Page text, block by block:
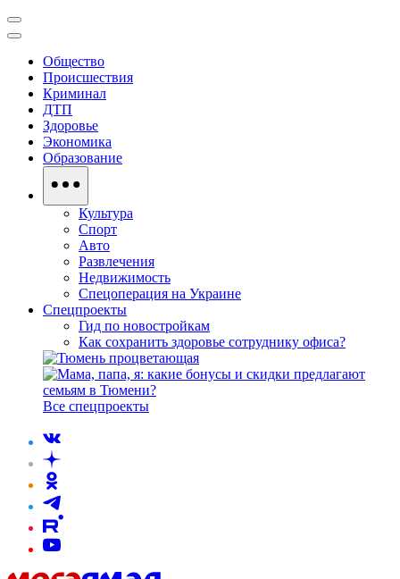
Общество
Происшествия
Криминал
ДТП
Здоровье
Экономика
Образование
Культура
Спорт
Авто
Развлечения
Недвижимость
Спецоперация на Украине
Спецпроекты
Гид по новостройкам
Как сохранить здоровье сотруднику офиса?
Все спецпроекты